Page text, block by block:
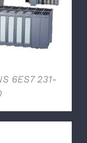
6ES7 231-